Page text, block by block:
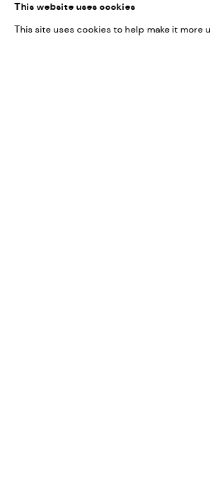
This website uses cookies
This site uses cookies to help make it more